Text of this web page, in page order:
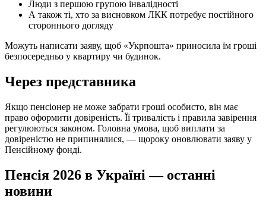
Люди з першою групою інвалідності
А також ті, хто за висновком ЛКК потребує постійного
стороннього догляду
Можуть написати заяву, щоб «Укрпошта» приносила їм гроші
безпосередньо у квартиру чи будинок.
Через представника
Якщо пенсіонер не може забрати гроші особисто, він має
право оформити довіреність. Її тривалість і правила завірення
регулюються законом. Головна умова, щоб виплати за
довіреністю не припинялися, — щороку оновлювати заяву у
Пенсійному фонді.
Пенсія 2026 в Україні — останні
новини